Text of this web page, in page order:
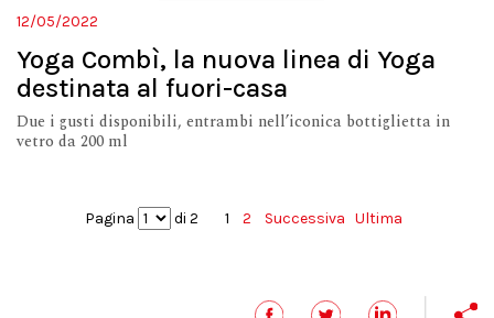
12/05/2022
Yoga Combì, la nuova linea di Yoga
destinata al fuori-casa
Due i gusti disponibili, entrambi nell’iconica bottiglietta in
vetro da 200 ml
Pagina di 2 1 2 Successiva Ultima